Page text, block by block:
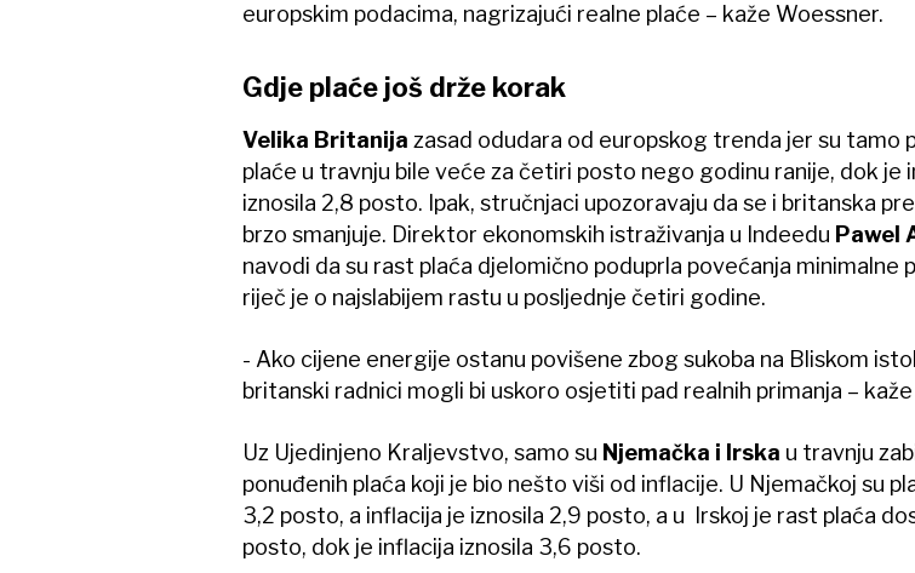
europskim podacima, nagrizajući realne plaće – kaže Woessner.
Gdje plaće još drže korak
Velika Britanija zasad odudara od europskog trenda jer su tamo
plaće u travnju bile veće za četiri posto nego godinu ranije, dok je
iznosila 2,8 posto. Ipak, stručnjaci upozoravaju da se i britanska
brzo smanjuje. Direktor ekonomskih istraživanja u Indeedu Pawel
navodi da su rast plaća djelomično poduprla povećanja minimalne
riječ je o najslabijem rastu u posljednje četiri godine.
- Ako cijene energije ostanu povišene zbog sukoba na Bliskom
britanski radnici mogli bi uskoro osjetiti pad realnih primanja – kaže
Uz Ujedinjeno Kraljevstvo, samo su Njemačka i Irska u travnju
ponuđenih plaća koji je bio nešto viši od inflacije. U Njemačkoj su
3,2 posto, a inflacija je iznosila 2,9 posto, a u Irskoj je rast plaća
posto, dok je inflacija iznosila 3,6 posto.